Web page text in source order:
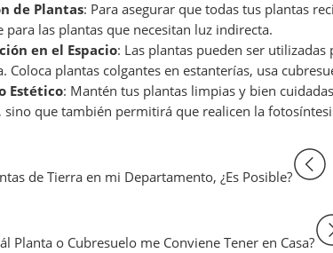
de Plantas: Para asegurar que todas tus plantas
para las plantas que necesitan luz indirecta.
en el Espacio: Las plantas pueden ser
Coloca plantas colgantes en estanterías, usa
Estético: Mantén tus plantas limpias y bien
sino que también permitirá que realicen la
de Tierra en mi Departamento, ¿Es Posible?
Planta o Cubresuelo me Conviene Tener en Casa?